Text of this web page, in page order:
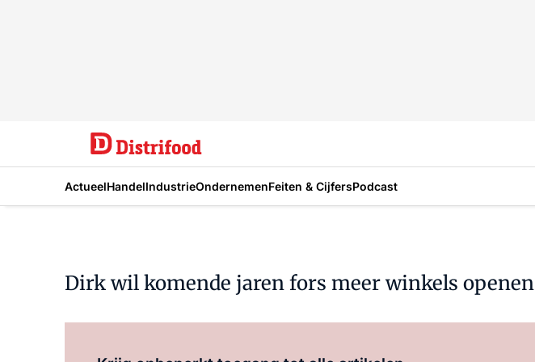
ActueelHandelIndustrieOndernemenFeiten & CijfersPodcast
Dirk wil komende jaren fors meer winkels openen